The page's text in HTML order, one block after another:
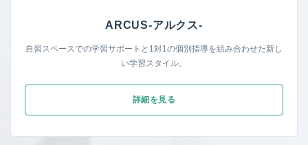
ARCUS-アルク ス-
自習スペースでの学習サポートと1対1の個別指導を組み合わせた新し
い学習スタイル。
詳細を見る